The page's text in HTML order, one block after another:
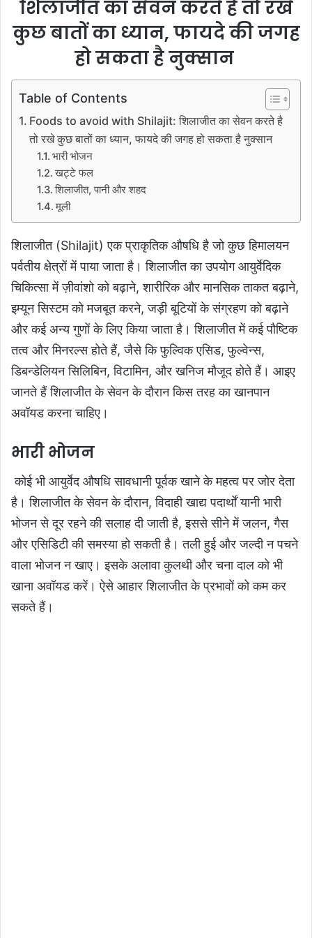
शिलाजीत का सेवन करते है तो रखे
कुछ बातों का ध्यान, फायदे की जगह
हो सकता है नुक्सान
Table of Contents
Foods to avoid with Shilajit: शिलाजीत का सेवन करते है
तो रखे कुछ बातों का ध्यान, फायदे की जगह हो सकता है नुक्सान
भारी भोजन
खट्टे फल
शिलाजीत, पानी और शहद
मूली
शिलाजीत (Shilajit) एक प्राकृतिक औषधि है जो कुछ हिमालयन
पर्वतीय क्षेत्रों में पाया जाता है। शिलाजीत का उपयोग आयुर्वेदिक
चिकित्सा में ज़ीवांशो को बढ़ाने, शारीरिक और मानसिक ताकत बढ़ाने,
इम्यून सिस्टम को मजबूत करने, जड़ी बूटियों के संग्रहण को बढ़ाने
और कई अन्य गुणों के लिए किया जाता है। शिलाजीत में कई पौष्टिक
तत्व और मिनरल्स होते हैं, जैसे कि फुल्विक एसिड, फुल्वेन्स,
डिबन्डेलियन सिलिबिन, विटामिन, और खनिज मौजूद होते हैं। आइए
जानते हैं शिलाजीत के सेवन के दौरान किस तरह का खानपान
अवॉयड करना चाहिए।
भारी भोजन
कोई भी आयुर्वेद औषधि सावधानी पूर्वक खाने के महत्व पर जोर देता
है। शिलाजीत के सेवन के दौरान, विदाही खाद्य पदार्थों यानी भारी
भोजन से दूर रहने की सलाह दी जाती है, इससे सीने में जलन, गैस
और एसिडिटी की समस्या हो सकती है। तली हुई और जल्दी न पचने
वाला भोजन न खाए। इसके अलावा कुलथी और चना दाल को भी
खाना अवॉयड करें। ऐसे आहार शिलाजीत के प्रभावों को कम कर
सकते हैं।